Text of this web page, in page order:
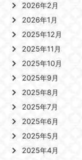
2026年2月
2026年1月
2025年12月
2025年11月
2025年10月
2025年9月
2025年8月
2025年7月
2025年6月
2025年5月
2025年4月